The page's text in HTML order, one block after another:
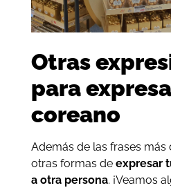
Otras
para
coreano
Además de las frases más
otras formas de expresar
a otra persona. ¡Veamos